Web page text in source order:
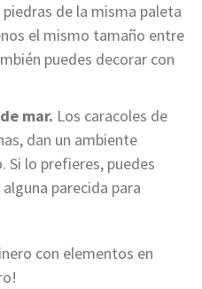
de la misma paleta
el mismo tamaño entre
puedes decorar con
mar. Los caracoles de
dan un ambiente
lo prefieres, puedes
parecida para
con elementos en